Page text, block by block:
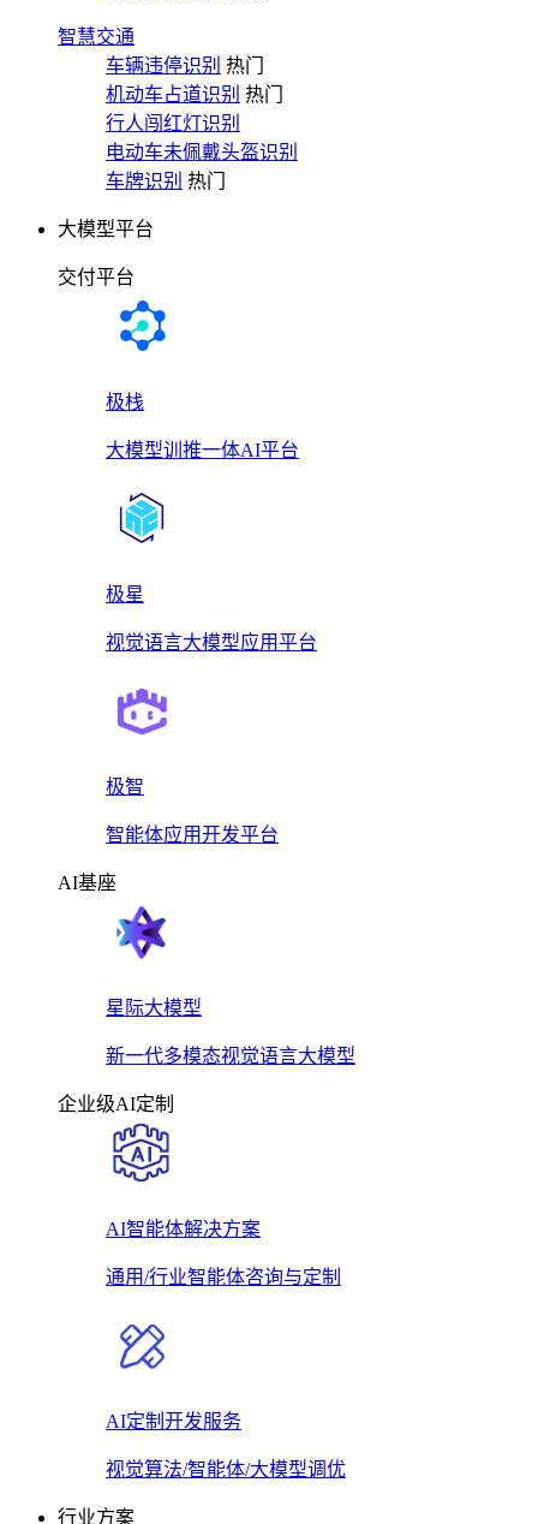
智慧交通
车辆违停识别 热门
机动车占道识别 热门
行人闯红灯识别
电动车未佩戴头盔识别
车牌识别 热门
大模型平台
交付平台
极栈
大模型训推一体AI平台
极星
视觉语言大模型应用平台
极智
智能体应用开发平台
AI基座
星际大模型
新一代多模态视觉语言大模型
企业级AI定制
AI智能体解决方案
通用/行业智能体咨询与定制
AI定制开发服务
视觉算法/智能体/大模型调优
行业方案